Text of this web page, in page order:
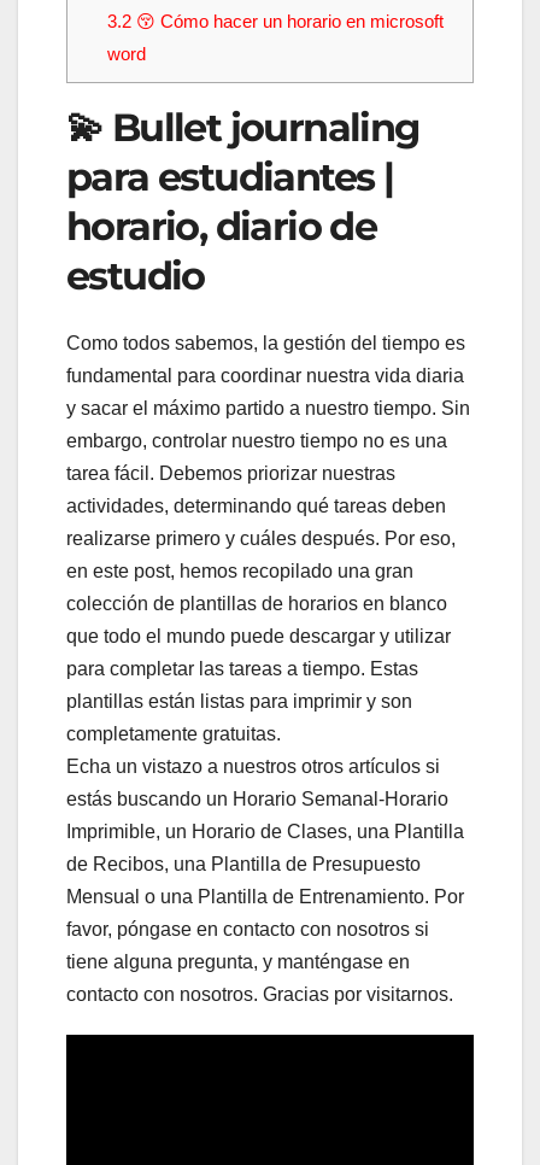
3.2😚 Cómo hacer un horario en microsoft
word
💫 Bullet journaling
para estudiantes |
horario, diario de
estudio
Como todos sabemos, la gestión del tiempo es
fundamental para coordinar nuestra vida diaria
y sacar el máximo partido a nuestro tiempo. Sin
embargo, controlar nuestro tiempo no es una
tarea fácil. Debemos priorizar nuestras
actividades, determinando qué tareas deben
realizarse primero y cuáles después. Por eso,
en este post, hemos recopilado una gran
colección de plantillas de horarios en blanco
que todo el mundo puede descargar y utilizar
para completar las tareas a tiempo. Estas
plantillas están listas para imprimir y son
completamente gratuitas.
Echa un vistazo a nuestros otros artículos si
estás buscando un Horario Semanal-Horario
Imprimible, un Horario de Clases, una Plantilla
de Recibos, una Plantilla de Presupuesto
Mensual o una Plantilla de Entrenamiento. Por
favor, póngase en contacto con nosotros si
tiene alguna pregunta, y manténgase en
contacto con nosotros. Gracias por visitarnos.